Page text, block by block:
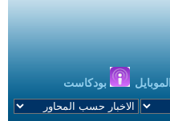
الموبايل بودكاست